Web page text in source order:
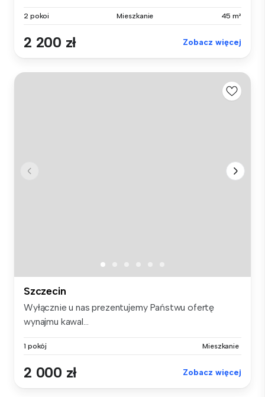
2 pokoi Mieszkanie 45 m²
2 200 zł Zobacz więcej
Szczecin
Wyłącznie u nas prezentujemy Państwu ofertę
wynajmu kawal...
1 pokój Mieszkanie
2 000 zł Zobacz więcej